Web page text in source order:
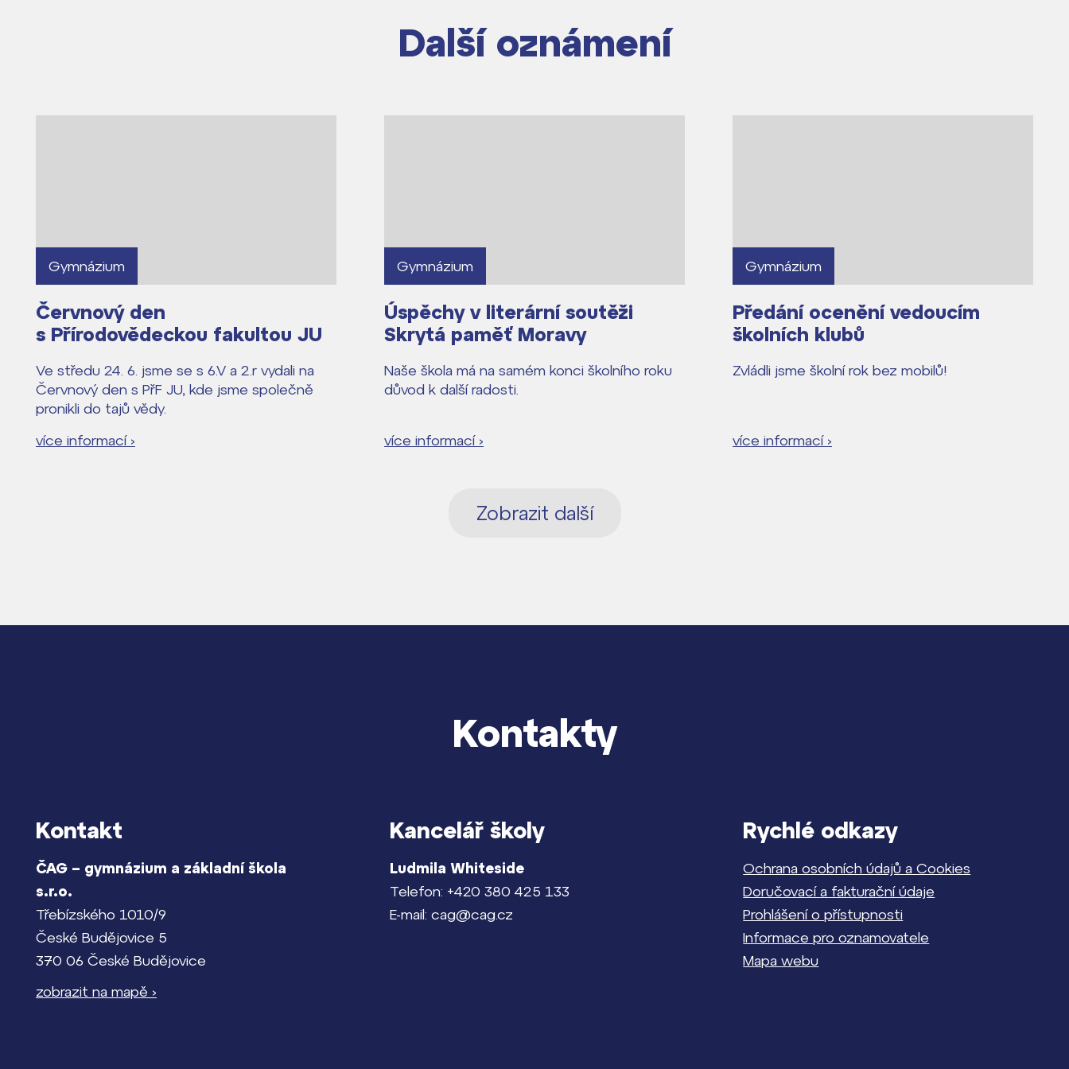
Další oznámení
Gymnázium
Červnový den
s Přírodovědeckou fakultou JU
Ve středu 24. 6. jsme se s 6.V a 2.r vydali na
Červnový den s PřF JU, kde jsme společně
pronikli do tajů vědy.
více informací ›
Gymnázium
Úspěchy v literární soutěži
Skrytá paměť Moravy
Naše škola má na samém konci školního roku
důvod k další radosti.
více informací ›
Gymnázium
Předání ocenění vedoucím
školních klubů
Zvládli jsme školní rok bez mobilů!
více informací ›
Zobrazit další
Proč se stát studentem Gymnázia
Kontakty
Kontakt
ČAG – gymnázium a základní škola
s.r.o.
Třebízského 1010/9
České Budějovice 5
370 06 České Budějovice
zobrazit na mapě ›
Kancelář školy
Ludmila Whiteside
Telefon: +420 380 425 133
E-mail: cag@cag.cz
Rychlé odkazy
Ochrana osobních údajů a Cookies
Doručovací a fakturační údaje
Prohlášení o přístupnosti
Informace pro oznamovatele
Mapa webu